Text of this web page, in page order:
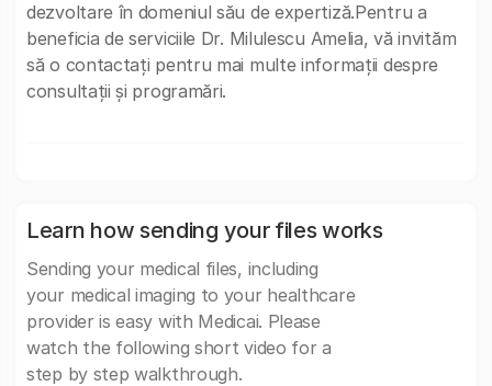
dezvoltare în domeniul său de expertiză.Pentru a
beneficia de serviciile Dr. Milulescu Amelia, vă invităm
să o contactați pentru mai multe informații despre
consultații și programări.
Learn how sending your files works
Sending your medical files, including
your medical imaging to your healthcare
provider is easy with Medicai. Please
watch the following short video for a
step by step walkthrough.